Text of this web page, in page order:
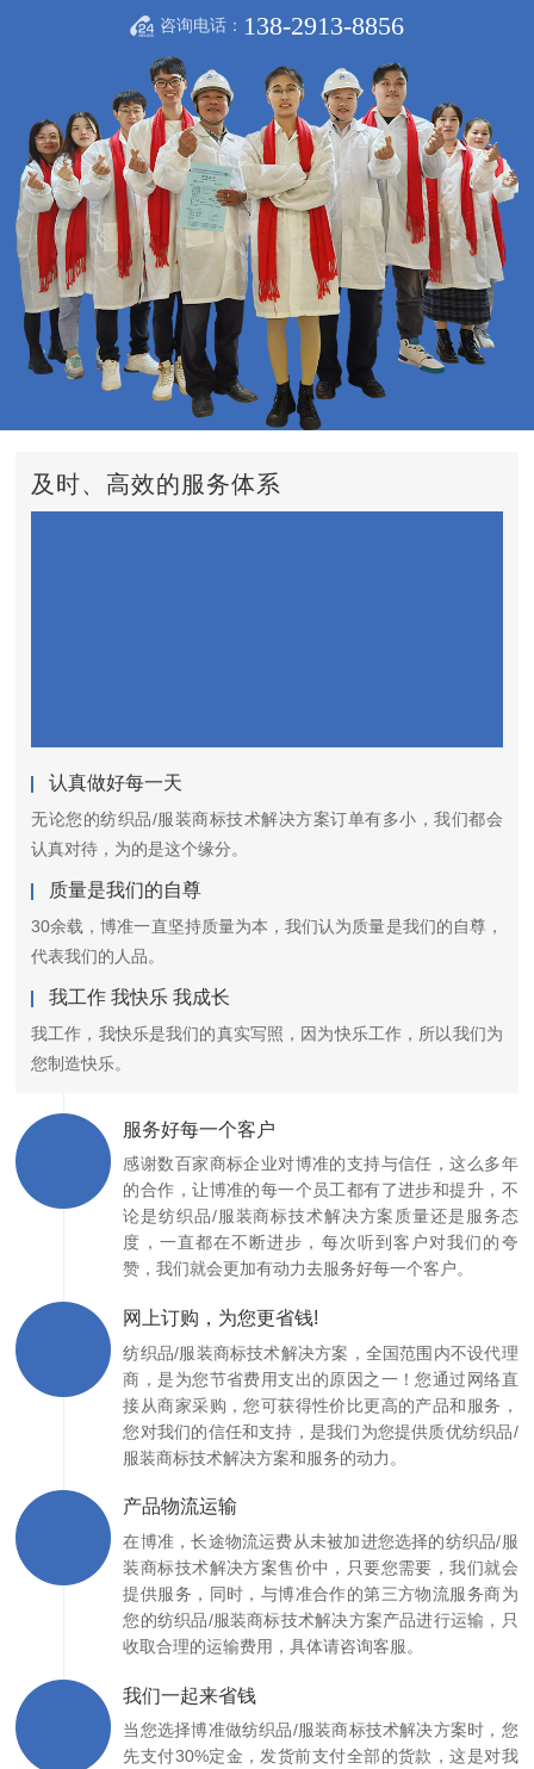
咨询电话： 138-2913-8856
及时、高效的服务体系
认真做好每一天
无论您的纺织品/服装商标技术解决方案订单有多小，我们都会
认真对待，为的是这个缘分。
质量是我们的自尊
30余载，博准一直坚持质量为本，我们认为质量是我们的自尊，
代表我们的人品。
我工作 我快乐 我成长
我工作，我快乐是我们的真实写照，因为快乐工作，所以我们为
您制造快乐。
服务好每一个客户
感谢数百家商标企业对博准的支持与信任，这么多年
的合作，让博准的每一个员工都有了进步和提升，不
论是纺织品/服装商标技术解决方案质量还是服务态
度，一直都在不断进步，每次听到客户对我们的夸
赞，我们就会更加有动力去服务好每一个客户。
网上订购，为您更省钱!
纺织品/服装商标技术解决方案，全国范围内不设代理
商，是为您节省费用支出的原因之一！您通过网络直
接从商家采购，您可获得性价比更高的产品和服务，
您对我们的信任和支持，是我们为您提供质优纺织品/
服装商标技术解决方案和服务的动力。
产品物流运输
在博准，长途物流运费从未被加进您选择的纺织品/服
装商标技术解决方案售价中，只要您需要，我们就会
提供服务，同时，与博准合作的第三方物流服务商为
您的纺织品/服装商标技术解决方案产品进行运输，只
收取合理的运输费用，具体请咨询客服。
我们一起来省钱
当您选择博准做纺织品/服装商标技术解决方案时，您
先支付30%定金，发货前支付全部的货款，这是对我